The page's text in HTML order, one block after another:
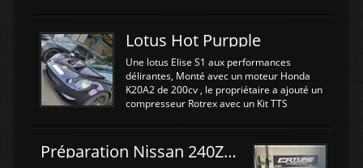
est temps de brancher le ...
légere découpe du plastique inferieur,
negénant en rien la structure ou le
fonctionnement du fond plat. Une
reprogrammation Stage 2 est faite sur le
calculateur d'origine. Une alternative
économique au passage sur Hondata
d'origine 310cv et 400Nn , Une fois
reprogrammé et les ...
Lotus Hot Purpple
Une lotus Elise S1 aux performances
délirantes, Monté avec un moteur Honda
K20A2 de 200cv , le propriétaire a ajouté un
compresseur Rotrex avec un Kit TTS
d'augmenter la puissance de son moteur:
un watercooler a été ajouté. 300Cv sans
Préparation Nissan 240Z SR20DET